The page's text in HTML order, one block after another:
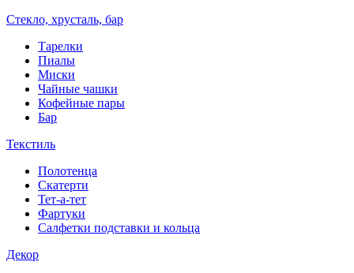
Стекло, хрусталь, бар
Тарелки
Пиалы
Миски
Чайные чашки
Кофейные пары
Бар
Текстиль
Полотенца
Скатерти
Тет-а-тет
Фартуки
Салфетки подставки и кольца
Декор